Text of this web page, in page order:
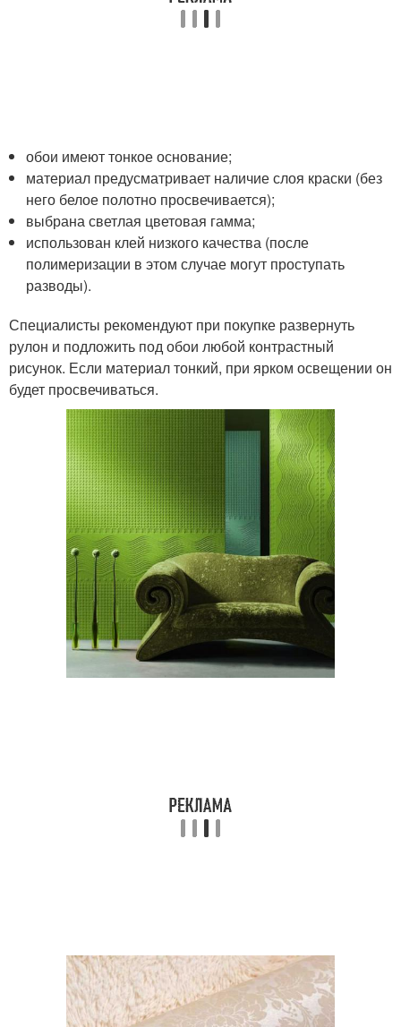
обои имеют тонкое основание;
материал предусматривает наличие слоя краски (без
него белое полотно просвечивается);
выбрана светлая цветовая гамма;
использован клей низкого качества (после
полимеризации в этом случае могут проступать
разводы).
Специалисты рекомендуют при покупке развернуть
рулон и подложить под обои любой контрастный
рисунок. Если материал тонкий, при ярком освещении он
будет просвечиваться.